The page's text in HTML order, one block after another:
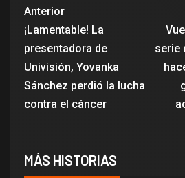
Anterior
¡Lamentable! La
presentadora de
Univisión, Yovanka
Sánchez perdió la lucha
contra el cáncer
serie
MÁS HISTORIAS